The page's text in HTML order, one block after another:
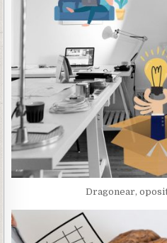
Dragonear,